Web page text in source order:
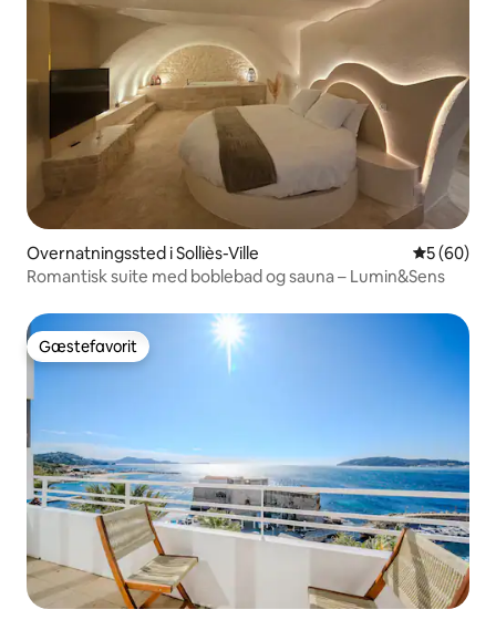
Overnatningssted i Solliès-Ville 5 ud af 5 i
5 (60)
Romantisk suite med boblebad og sauna – Lumin&Sens
Gæstefavorit
Gæstefavorit